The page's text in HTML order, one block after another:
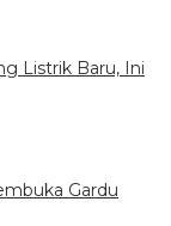
Listrik Baru, Ini
Gardu